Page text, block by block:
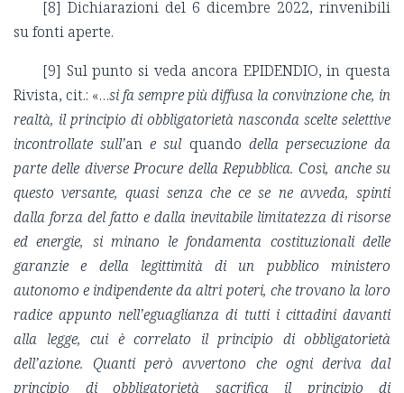
[8] Dichiarazioni del 6 dicembre 2022, rinvenibili
su fonti aperte.
[9] Sul punto si veda ancora EPIDENDIO, in questa
Rivista, cit.: «…si fa sempre più diffusa la convinzione che, in
realtà, il principio di obbligatorietà nasconda scelte selettive
incontrollate sull’an e sul quando della persecuzione da
parte delle diverse Procure della Repubblica. Così, anche su
questo versante, quasi senza che ce se ne avveda, spinti
dalla forza del fatto e dalla inevitabile limitatezza di risorse
ed energie, si minano le fondamenta costituzionali delle
garanzie e della legittimità di un pubblico ministero
autonomo e indipendente da altri poteri, che trovano la loro
radice appunto nell’eguaglianza di tutti i cittadini davanti
alla legge, cui è correlato il principio di obbligatorietà
dell’azione. Quanti però avvertono che ogni deriva dal
principio di obbligatorietà sacrifica il principio di